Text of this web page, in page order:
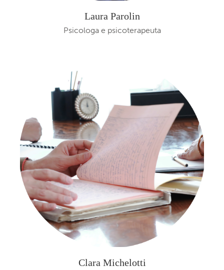
Laura Parolin
Psicologa e psicoterapeuta
Clara Michelotti